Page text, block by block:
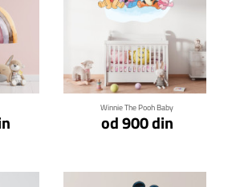
Winnie The Pooh Baby
od 900 din
Klikni za detalje